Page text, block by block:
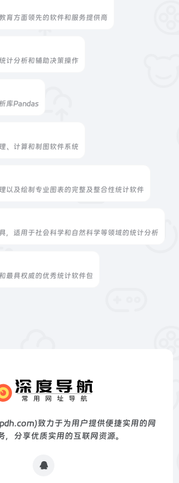
育方面领先的软件和服务提供商
计分析和辅助决策操作
库Pandas
、计算和制图软件系统
以及绘制专业图表的完整及整合性统计软件
，适用于社会科学和自然科学等领域的统计分析
最具权威的优秀统计软件包
致力于为用户提供便捷实用的网
，分享优质实用的互联网资源。